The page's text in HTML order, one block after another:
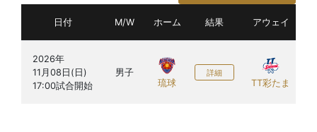
日付 M/W ホーム 結果 アウェイ
2026年
11月08日(日)
男子
琉球
詳細
TT彩たま